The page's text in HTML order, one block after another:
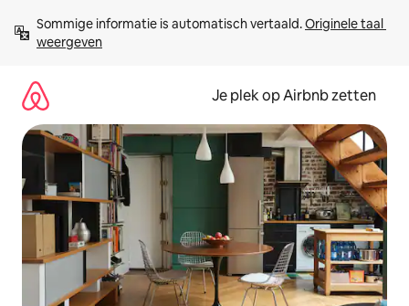
direct
naar
Sommige informatie is automatisch vertaald. Originele taal
weergeven
Je plek op Airbnb zetten